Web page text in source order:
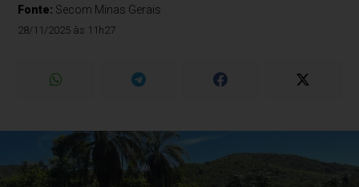
Fonte: Secom Minas Gerais
28/11/2025 às 11h27